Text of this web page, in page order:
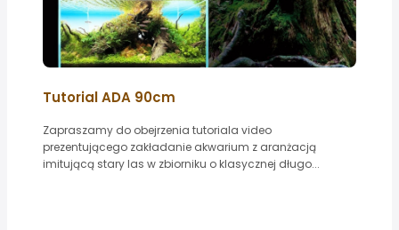
Tutorial ADA 90cm
Zapraszamy do obejrzenia tutoriala video
prezentującego zakładanie akwarium z aranżacją
imitującą stary las w zbiorniku o klasycznej długo...